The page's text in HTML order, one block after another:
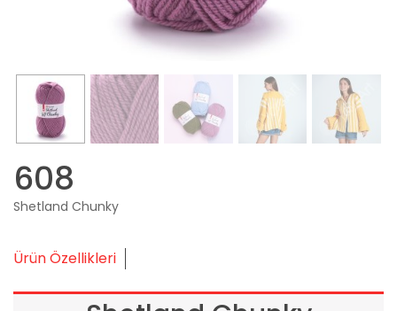
608
Shetland Chunky
Ürün Özellikleri